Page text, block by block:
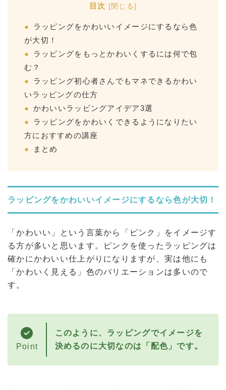
目次 [ 閉じる ]
ラッピングをかわいいイメージにするなら色
が大切！
ラッピングをもっとかわいくするには何で包
む？
ラッピング初心者さんでもマネできるかわい
いラッピングの仕方
かわいいラッピングアイデア3選
ラッピングをかわいくできるようになりたい
方におすすめの講座
まとめ
ラッピングをかわいいイメージにするなら色が大切！
「かわいい」という言葉から「ピンク」をイメージす
る方が多いと思います。ピンクを使ったラッピングは
確かにかわいい仕上がりになりますが、実は他にも
「かわいく見える」色のバリエーションは多いので
す。
Point
このように、ラッピングでイメージを
決めるのに大切なのは「配色」です。